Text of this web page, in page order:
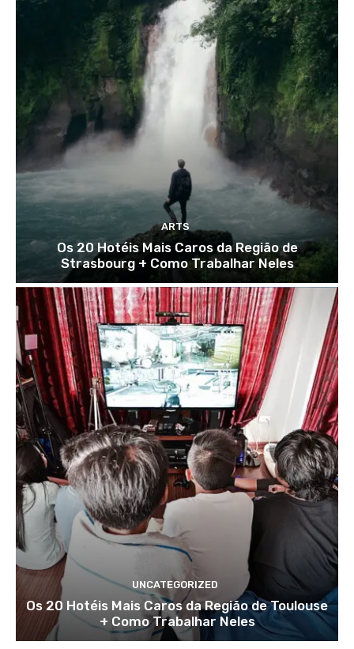
ARTS
Os 20 Hotéis Mais Caros da Região de
Strasbourg + Como Trabalhar Neles
UNCATEGORIZED
Os 20 Hotéis Mais Caros da Região de Toulouse
+ Como Trabalhar Neles